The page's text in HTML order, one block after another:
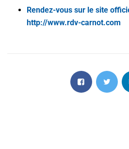
Rendez-vous sur le site
http://www.rdv-carnot.com